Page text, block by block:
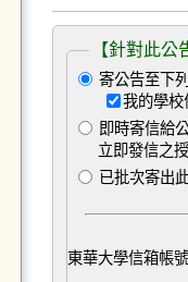
【針對此
寄公告至下
我的學校
即時寄信給
立即發信之
已批次寄出
東華大學信箱帳號